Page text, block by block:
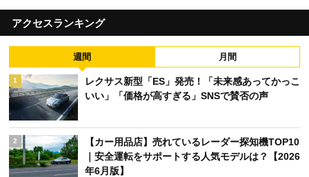
アクセスランキング
週間 月間
1
レクサス新型「ES」発売！「未来感あってかっこ
いい」「価格が高すぎる」SNSで賛否の声
2
【カー用品店】売れているレーダー探知機TOP10
｜安全運転をサポートする人気モデルは？【2026
年6月版】